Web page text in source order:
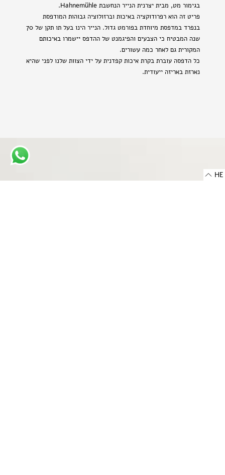
בגימור מט, מבית יצרנית הנייר הנחשבת Hahnemühle.
פריט זה הוא רפרודוקציה באיכות וברזולוציה גבוהות המודפסת
בנפרד במדפסת מיוחדת בפורמט גדול. הנייר הינו בעל תו תקן של 70
שנה המבטיח כי הצבעים והפיגמנט של ההדפס יישמרו באיכותם
המקורית גם לאחר כמה עשורים.
כל הדפסה עוברת בקרת איכות קפדנית על ידי הצוות שלנו לפני שהיא
נארזת באריזה ייעודית.
HE